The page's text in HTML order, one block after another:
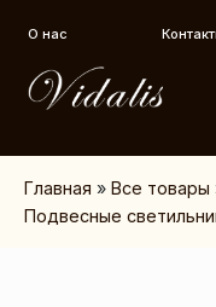
О нас
Главная »Все товары
Подвесные